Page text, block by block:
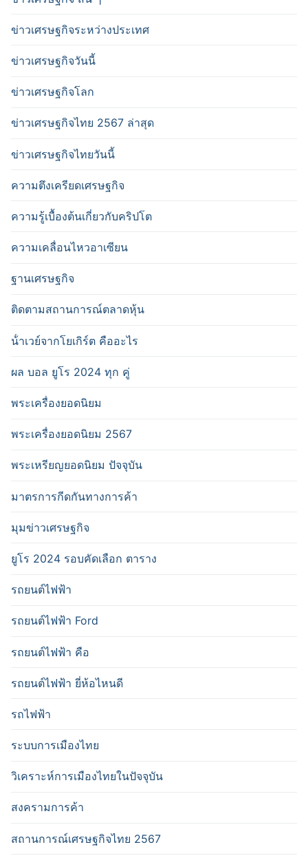
ข่าวเศรษฐกิจระหว่างประเทศ
ข่าวเศรษฐกิจวันนี้
ข่าวเศรษฐกิจโลก
ข่าวเศรษฐกิจไทย 2567 ล่าสุด
ข่าวเศรษฐกิจไทยวันนี้
ความตึงเครียดเศรษฐกิจ
ความรู้เบื้องต้นเกี่ยวกับคริปโต
ความเคลื่อนไหวอาเซียน
ฐานเศรษฐกิจ
ติดตามสถานการณ์ตลาดหุ้น
น้ําเวย์จากโยเกิร์ต คืออะไร
ผล บอล ยูโร 2024 ทุก คู่
พระเครื่องยอดนิยม
พระเครื่องยอดนิยม 2567
พระเหรียญยอดนิยม ปัจจุบัน
มาตรการกีดกันทางการค้า
มุมข่าวเศรษฐกิจ
ยูโร 2024 รอบคัดเลือก ตาราง
รถยนต์ไฟฟ้า
รถยนต์ไฟฟ้า Ford
รถยนต์ไฟฟ้า คือ
รถยนต์ไฟฟ้า ยี่ห้อไหนดี
รถไฟฟ้า
ระบบการเมืองไทย
วิเคราะห์การเมืองไทยในปัจจุบัน
สงครามการค้า
สถานการณ์เศรษฐกิจไทย 2567